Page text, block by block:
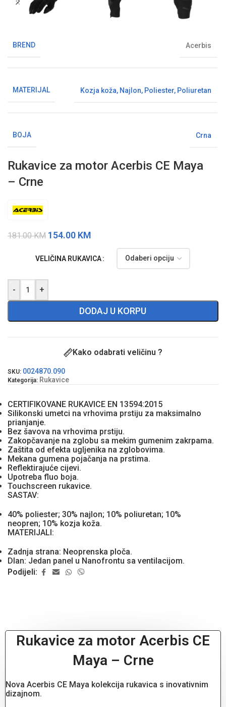
BREND Acerbis
MATERIJAL Kozja koža, Najlon, Poliester, Poliuretan
BOJA Crna
Rukavice za motor Acerbis CE Maya
– Crne
181.00KM 154.00 KM
VELIČINA RUKAVICA
- +
DODAJ U KORPU
Kako odabrati veličinu ?
SKU: 0024870.090
Kategorija: Rukavice
CERTIFIKOVANE RUKAVICE EN 13594:2015
Silikonski umetci na vrhovima prstiju za maksimalno
prianjanje.
Bez šavova na vrhovima prstiju.
Zakopčavanje na zglobu sa mekim gumenim zakrpama.
Zaštita od efekta ugljenika na zglobovima.
Mekana gumena pojačanja na prstima.
Reflektirajuće cijevi.
Upotreba fluo boja.
Touchscreen rukavice.
SASTAV:
40% poliester; 30% najlon; 10% poliuretan; 10%
neopren; 10% kozja koža.
MATERIJALI:
Zadnja strana: Neoprenska ploča.
Dlan: Jedan panel u Nanofrontu sa ventilacijom.
Podijeli:
Rukavice za motor Acerbis CE
Maya – Crne
Nova Acerbis CE Maya kolekcija rukavica s inovativnim
dizajnom.